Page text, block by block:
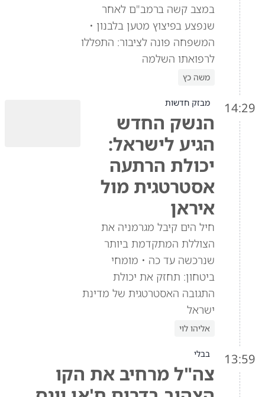
במצב קשה ברמב"ם לאחר
שנפצע בפיצוץ מטען בלבנון •
המשפחה פונה לציבור: התפללו
לרפואתו השלמה
משה כץ
14:29 מבזק חדשות
הנשק החדש
הגיע לישראל:
יכולת הרתעה
אסטרטגית מול
איראן
חיל הים קיבל מגרמניה את
הצוללת המתקדמת ביותר
שנרכשה עד כה • מומחי
ביטחון: תחזק את יכולת
התגובה האסטרטגית של מדינת
ישראל
אליהו לוי
13:59 בבלי
צה"ל מרחיב את הקו